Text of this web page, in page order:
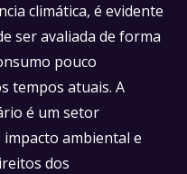
climática, é evidente
ser avaliada de forma
pouco
tempos atuais. A
é um setor
ambiental e
dos